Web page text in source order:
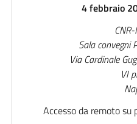
4 febbraio
Sala convegni
Via Cardinale
VI
Accesso da remoto su